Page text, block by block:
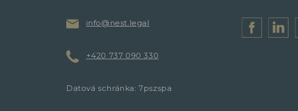
info@nest.legal
+420 737 090 330
Datová schránka: 7pszspa